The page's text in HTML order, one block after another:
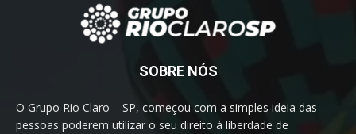
SOBRE NÓS
O Grupo Rio Claro – SP, começou com a simples ideia das
pessoas poderem utilizar o seu direito à liberdade de